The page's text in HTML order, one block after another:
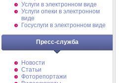
Услуги в электронном виде
Услуги опеки в электронном
виде
Госуслуги в электронном виде
Пресс-служба
Новости
Статьи
Фоторепортажи